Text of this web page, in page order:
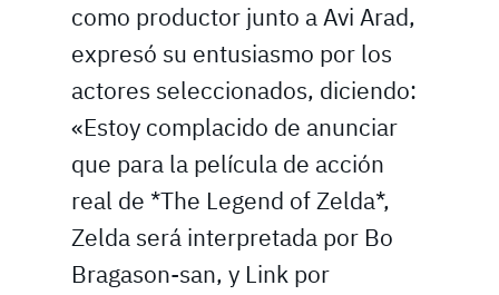
como productor junto a Avi Arad,
expresó su entusiasmo por los
actores seleccionados, diciendo:
«Estoy complacido de anunciar
que para la película de acción
real de *The Legend of Zelda*,
Zelda será interpretada por Bo
Bragason-san, y Link por